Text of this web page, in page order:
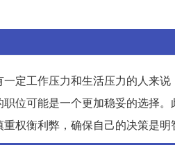
定工作压力和生活压力的人来
位可能是一个更加稳妥的选择
权衡利弊，确保自己的决策是明